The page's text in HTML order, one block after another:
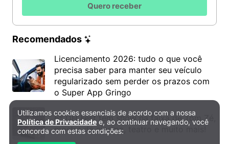
Quero receber
Recomendados
Licenciamento 2026: tudo o que você
precisa saber para manter seu veículo
regularizado sem perder os prazos com
o Super App Gringo
6º DH Fest tem show na faixa de Tom Zé,
mostra de cinema, teatro e muito mais!
Política de Privacidade e Cookies
Utilizamos cookies essenciais de acordo com a nossa
Política de Privacidade e, ao continuar navegando, você
concorda com estas condições: